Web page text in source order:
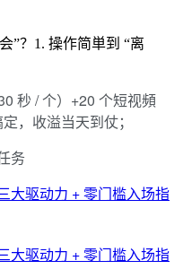
”？1. 操作简単到 “离
秒 / 个）+20 个短视頻
，收溢当天到仗；
务